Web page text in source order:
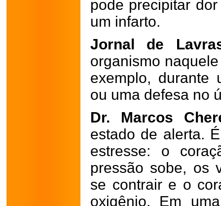
pode precipitar
um infarto.
Jornal de
organismo
exemplo, durante
ou uma defesa no
Dr. Marcos
estado de alerta.
estresse: o
pressão sobe, os
se contrair e o
oxigênio. Em